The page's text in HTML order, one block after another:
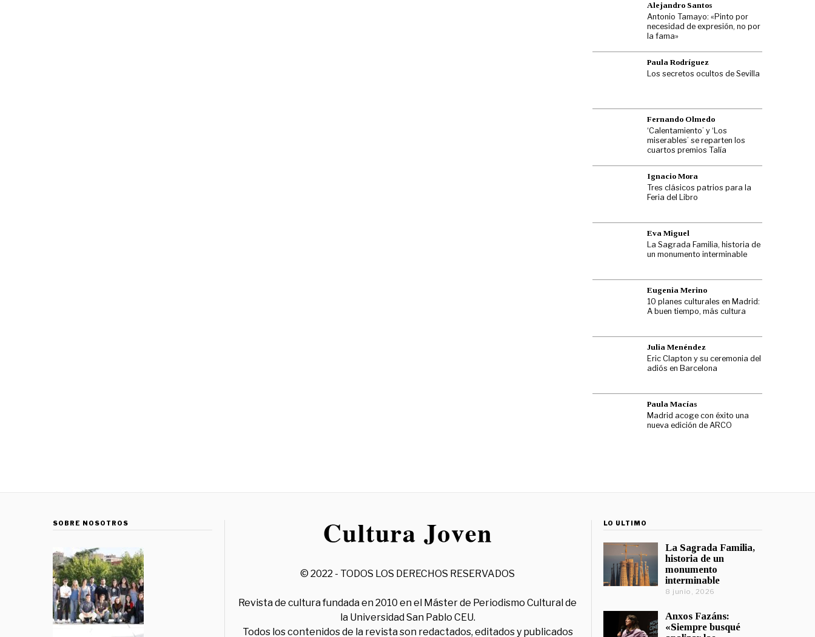
Alejandro Santos
Antonio Tamayo: «Pinto por
necesidad de expresión, no por
la fama»
Paula Rodríguez
Los secretos ocultos de Sevilla
Fernando Olmedo
‘Calentamiento’ y ‘Los
miserables’ se reparten los
cuartos premios Talía
Ignacio Mora
Tres clásicos patrios para la
Feria del Libro
Eva Miguel
La Sagrada Familia, historia de
un monumento interminable
Eugenia Merino
10 planes culturales en Madrid:
A buen tiempo, más cultura
Julia Menéndez
Eric Clapton y su ceremonia del
adiós en Barcelona
Paula Macías
Madrid acoge con éxito una
nueva edición de ARCO
SOBRE NOSOTROS
© 2022 - TODOS LOS DERECHOS RESERVADOS
Revista de cultura fundada en 2010 en el Máster de Periodismo Cultural de
la Universidad San Pablo CEU.
Todos los contenidos de la revista son redactados, editados y publicados
LO ÚLTIMO
La Sagrada Familia,
historia de un
monumento
interminable
8 junio, 2026
Anxos Fazáns:
«Siempre busqué